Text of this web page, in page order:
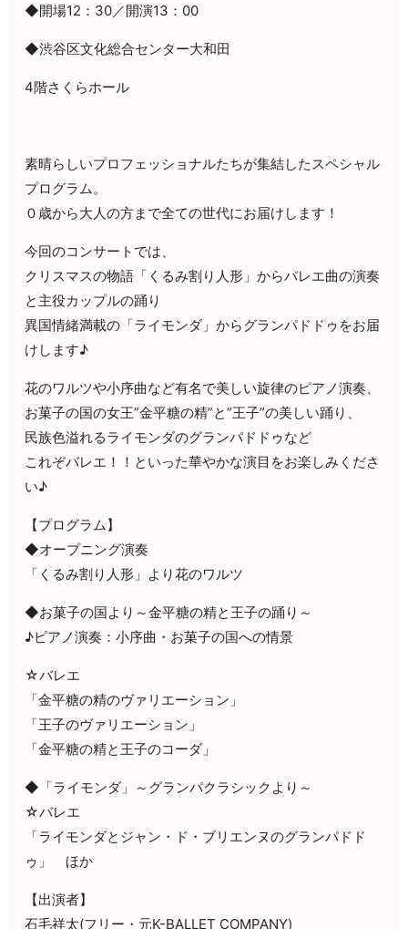
◆開場12：30／開演13：00
◆渋谷区文化総合センター大和田
4階さくらホール
素晴らしいプロフェッショナルたちが集結したスペシャル
プログラム。
０歳から大人の方まで全ての世代にお届けします！
今回のコンサートでは、
クリスマスの物語「くるみ割り人形」からバレエ曲の演奏
と主役カップルの踊り
異国情緒満載の「ライモンダ」からグランパドドゥをお届
けします♪
花のワルツや小序曲など有名で美しい旋律のピアノ演奏、
お菓子の国の女王”金平糖の精”と”王子”の美しい踊り、
民族色溢れるライモンダのグランパドドゥなど
これぞバレエ！！といった華やかな演目をお楽しみくださ
い♪
【プログラム】
◆オープニング演奏
「くるみ割り人形」より花のワルツ
◆お菓子の国より～金平糖の精と王子の踊り～
♪ピアノ演奏：小序曲・お菓子の国への情景
☆バレエ
「金平糖の精のヴァリエーション」
「王子のヴァリエーション」
「金平糖の精と王子のコーダ」
◆「ライモンダ」～グランパクラシックより～
☆バレエ
「ライモンダとジャン・ド・ブリエンヌのグランパドド
ゥ」 ほか
【出演者】
石毛祥太(フリー・元K-BALLET COMPANY)